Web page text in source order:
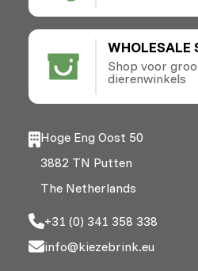
WHOLESALE
Shop voor
dierenwinkels
Hoge Eng Oost 50
3882 TN Putten
The Netherlands
+31 (0) 341 358 338
info@kiezebrink.eu